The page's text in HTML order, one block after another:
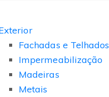
Fachadas e Telhados
Impermeabilização
Madeiras
Metais